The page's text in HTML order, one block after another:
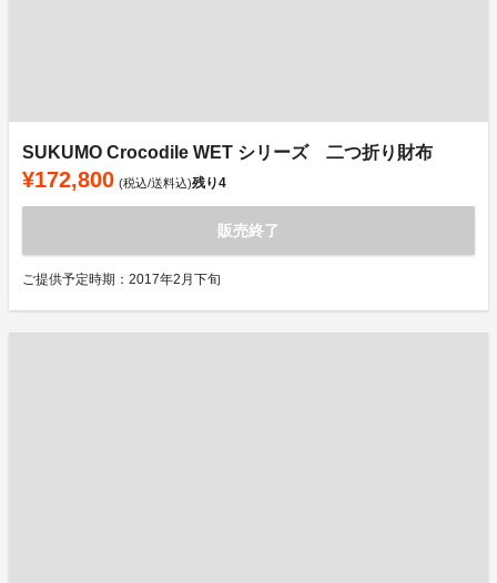
SUKUMO Crocodile WET シリーズ 二つ折り財布
¥172,800 (税込/送料込)残り4
販売終了
ご提供予定時期：2017年2月下旬